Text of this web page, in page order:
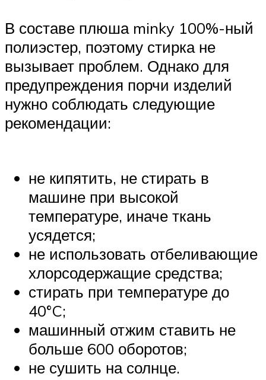
В составе плюша minky 100%-ный
полиэстер, поэтому стирка не
вызывает проблем. Однако для
предупреждения порчи изделий
нужно соблюдать следующие
рекомендации:
не кипятить, не стирать в
машине при высокой
температуре, иначе ткань
усядется;
не использовать отбеливающие
хлорсодержащие средства;
стирать при температуре до
40°C;
машинный отжим ставить не
больше 600 оборотов;
не сушить на солнце.